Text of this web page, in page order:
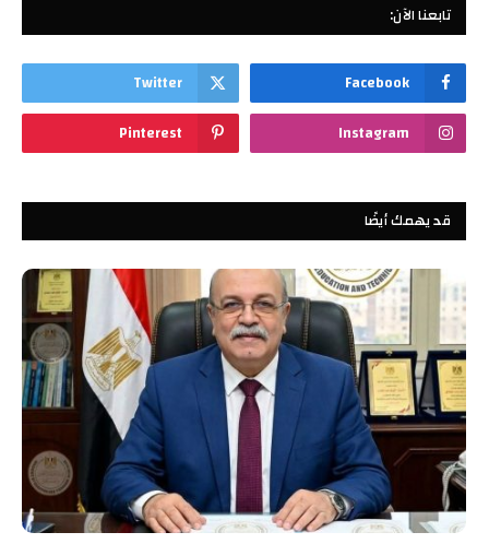
تابعنا الآن:
Facebook
Twitter
Instagram
Pinterest
قد يهمك أيضًا